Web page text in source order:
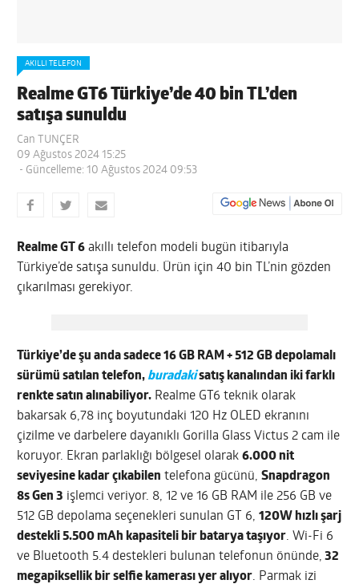
AKILLI TELEFON
Realme GT6 Türkiye’de 40 bin TL’den
satışa sunuldu
Can TUNÇER
09 Ağustos 2024 15:25
- Güncelleme: 10 Ağustos 2024 09:53
Realme GT 6 akıllı telefon modeli bugün itibarıyla
Türkiye’de satışa sunuldu. Ürün için 40 bin TL’nin gözden
çıkarılması gerekiyor.
Türkiye’de şu anda sadece 16 GB RAM + 512 GB depolamalı
sürümü satılan telefon, buradakisatış kanalından iki farklı
renkte satın alınabiliyor. Realme GT6 teknik olarak
bakarsak 6,78 inç boyutundaki 120 Hz OLED ekranını
çizilme ve darbelere dayanıklı Gorilla Glass Victus 2 cam ile
koruyor. Ekran parlaklığı bölgesel olarak6.000 nit
seviyesine kadar çıkabilen telefona gücünü,Snapdragon
8s Gen 3 işlemci veriyor. 8, 12 ve 16 GB RAM ile 256 GB ve
512 GB depolama seçenekleri sunulan GT 6,120W hızlı şarj
destekli 5.500 mAh kapasiteli bir batarya taşıyor. Wi-Fi 6
ve Bluetooth 5.4 destekleri bulunan telefonun önünde, 32
megapiksellik bir selfie kamerası yer alıyor. Parmak izi